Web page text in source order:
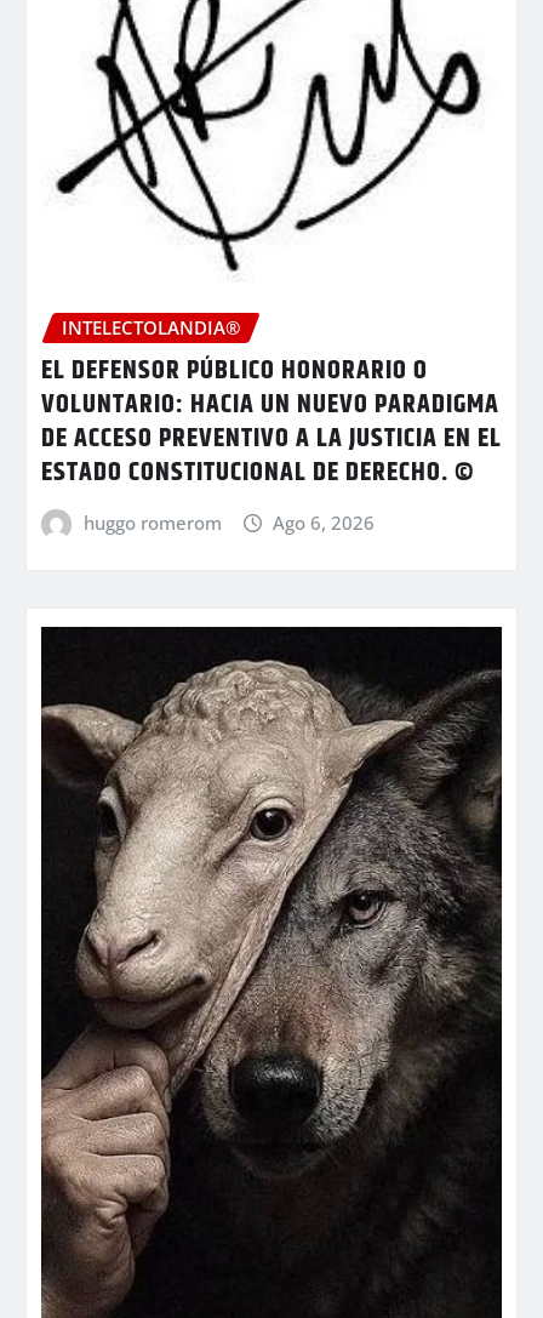
INTELECTOLANDIA®
EL DEFENSOR PÚBLICO HONORARIO O
VOLUNTARIO: HACIA UN NUEVO PARADIGMA
DE ACCESO PREVENTIVO A LA JUSTICIA EN EL
ESTADO CONSTITUCIONAL DE DERECHO. ©
huggo romerom Ago 6, 2026